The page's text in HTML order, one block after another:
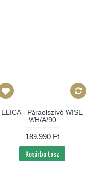
ELICA - Páraelszívó WISE
WH/A/90
189,990 Ft
Kosárba tesz